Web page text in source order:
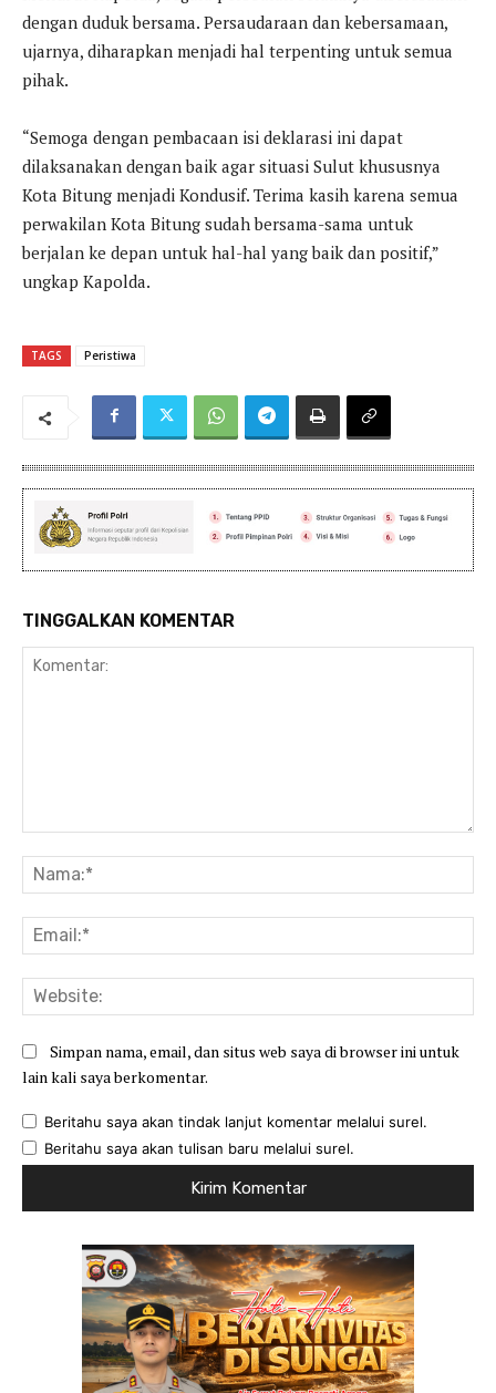
dengan duduk bersama. Persaudaraan dan kebersamaan,
ujarnya, diharapkan menjadi hal terpenting untuk semua
pihak.
“Semoga dengan pembacaan isi deklarasi ini dapat
dilaksanakan dengan baik agar situasi Sulut khususnya
Kota Bitung menjadi Kondusif. Terima kasih karena semua
perwakilan Kota Bitung sudah bersama-sama untuk
berjalan ke depan untuk hal-hal yang baik dan positif,”
ungkap Kapolda.
TAGS Peristiwa
TINGGALKAN KOMENTAR
Simpan nama, email, dan situs web saya di browser ini untuk
lain kali saya berkomentar.
Beritahu saya akan tindak lanjut komentar melalui surel.
Beritahu saya akan tulisan baru melalui surel.